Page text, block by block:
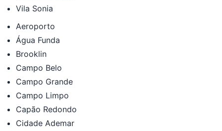
Vila Sonia
Aeroporto
Água Funda
Brooklin
Campo Belo
Campo Grande
Campo Limpo
Capão Redondo
Cidade Ademar